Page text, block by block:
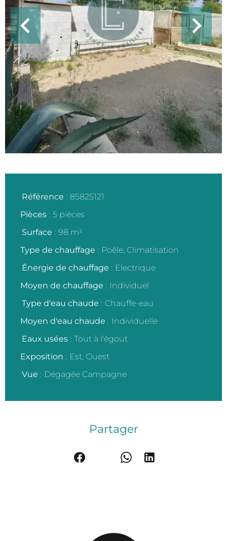
Référence
85825121
Pièces
5 pièces
Surface
98 m²
Type de chauffage
Poêle, Climatisation
Énergie de chauffage
Electrique
Moyen de chauffage
Individuel
Type d'eau chaude
Chauffe-eau
Moyen d'eau chaude
Individuelle
Eaux usées
Tout à l'égout
Exposition
Est, Ouest
Vue
Dégagée Campagne
Partager